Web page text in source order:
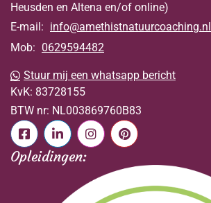
Heusden en Altena en/of online)
E-mail: info@amethistnatuurcoaching.nl
Mob: 0629594482
Stuur mij een whatsapp bericht
KvK: 83728155
BTW nr: NL003869760B83
Opleidingen: